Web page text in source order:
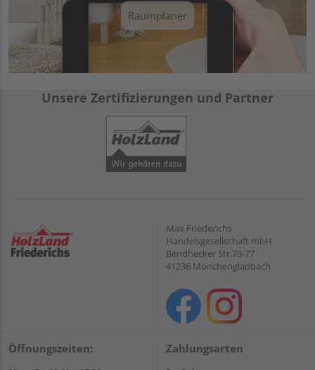
Raumplaner
Unsere Zertifizierungen und Partner
Max Friederichs
Handelsgesellschaft mbH
Bendhecker Str.73-77
41236 Mönchengladbach
Öffnungszeiten: Zahlungsarten